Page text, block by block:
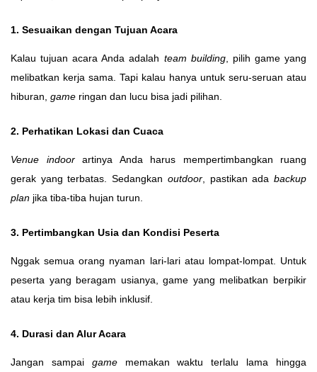
1. Sesuaikan dengan Tujuan Acara
Kalau tujuan acara Anda adalah team building, pilih game yang
melibatkan kerja sama. Tapi kalau hanya untuk seru-seruan atau
hiburan, game ringan dan lucu bisa jadi pilihan.
2. Perhatikan Lokasi dan Cuaca
Venue indoorartinya Anda harus mempertimbangkan ruang
gerak yang terbatas. Sedangkan outdoor, pastikan adabackup
plan jika tiba-tiba hujan turun.
3. Pertimbangkan Usia dan Kondisi Peserta
Nggak semua orang nyaman lari-lari atau lompat-lompat. Untuk
peserta yang beragam usianya, game yang melibatkan berpikir
atau kerja tim bisa lebih inklusif.
4. Durasi dan Alur Acara
Jangan sampai gamememakan waktu terlalu lama hingga